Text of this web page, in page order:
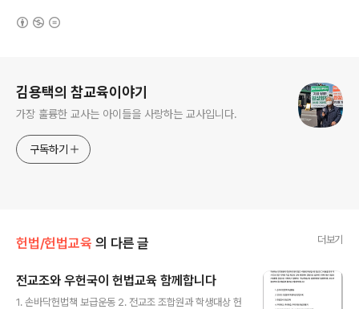
김용택의 참교육이야기
가장 훌륭한 교사는 아이들을 사랑하는 교사입니다.
구독하기
헌법/헌법교육 의 다른 글 더보기
전교조와 우헌국이 헌법교육 함께합니다
1. 손바닥헌법책 보급운동 2. 전교조 조합원과 학생대상 헌